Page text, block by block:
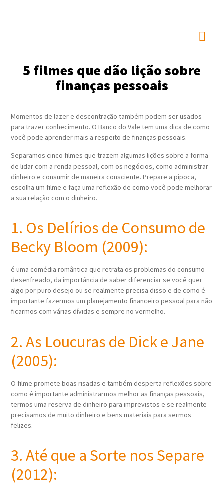
5 filmes que dão lição sobre
finanças pessoais
Momentos de lazer e descontração também podem ser usados
para trazer conhecimento. O Banco do Vale tem uma dica de como
você pode aprender mais a respeito de finanças pessoais.
Separamos cinco filmes que trazem algumas lições sobre a forma
de lidar com a renda pessoal, com os negócios, como administrar
dinheiro e consumir de maneira consciente. Prepare a pipoca,
escolha um filme e faça uma reflexão de como você pode melhorar
a sua relação com o dinheiro.
1. Os Delírios de Consumo de
Becky Bloom (2009):
é uma comédia romântica que retrata os problemas do consumo
desenfreado, da importância de saber diferenciar se você quer
algo por puro desejo ou se realmente precisa disso e de como é
importante fazermos um planejamento financeiro pessoal para não
ficarmos com várias dívidas e sempre no vermelho.
2. As Loucuras de Dick e Jane
(2005):
O filme promete boas risadas e também desperta reflexões sobre
como é importante administrarmos melhor as finanças pessoais,
termos uma reserva de dinheiro para imprevistos e se realmente
precisamos de muito dinheiro e bens materiais para sermos
felizes.
3. Até que a Sorte nos Separe
(2012):